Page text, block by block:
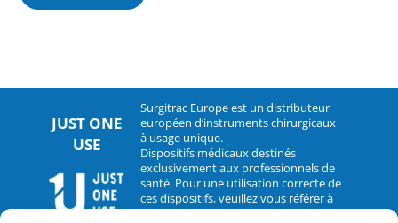
JUST ONE
USE
Surgitrac Europe est un distributeur
européen d’instruments chirurgicaux
à usage unique.
Dispositifs médicaux destinés
exclusivement aux professionnels de
santé. Pour une utilisation correcte de
ces dispositifs, veuillez vous référer à
leur notice d’utilisation.